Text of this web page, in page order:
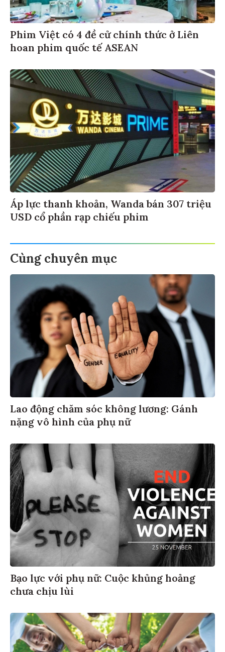
Phim Việt có 4 đề cử chính thức ở Liên
hoan phim quốc tế ASEAN
Áp lực thanh khoản, Wanda bán 307 triệu
USD cổ phần rạp chiếu phim
Cùng chuyên mục
Lao động chăm sóc không lương: Gánh
nặng vô hình của phụ nữ
Bạo lực với phụ nữ: Cuộc khủng hoảng
chưa chịu lùi